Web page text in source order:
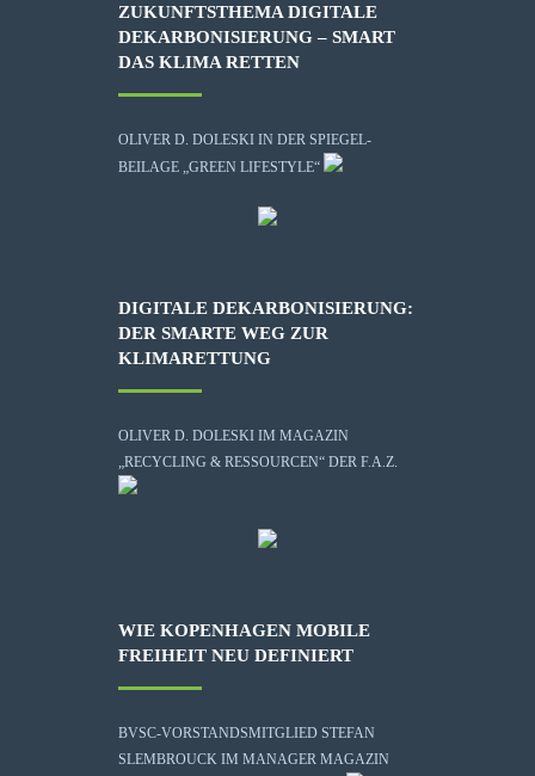
ZUKUNFTSTHEMA DIGITALE
DEKARBONISIERUNG – SMART
DAS KLIMA RETTEN
OLIVER D. DOLESKI IN DER SPIEGEL-
BEILAGE „GREEN LIFESTYLE“
DIGITALE DEKARBONISIERUNG:
DER SMARTE WEG ZUR
KLIMARETTUNG
OLIVER D. DOLESKI IM MAGAZIN
„RECYCLING & RESSOURCEN“ DER F.A.Z.
WIE KOPENHAGEN MOBILE
FREIHEIT NEU DEFINIERT
BVSC-VORSTANDSMITGLIED STEFAN
SLEMBROUCK IM MANAGER MAGAZIN